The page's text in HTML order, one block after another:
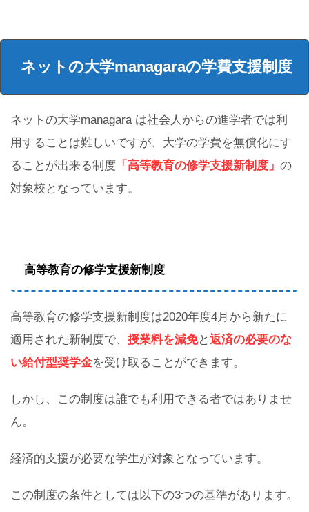
ネットの大学managaraの学費支援制度
ネットの大学managara は社会人からの進学者では利
用することは難しいですが、大学の学費を無償化にす
ることが出来る制度 「高等教育の修学支援新制度」 の
対象校となっています。
高等教育の修学支援新制度
高等教育の修学支援新制度は2020年度4月から新たに
適用された新制度で、 授業料を減免と返済の必要のな
い給付型奨学金を受け取ることができます。
しかし、この制度は誰でも利用できる者ではありませ
ん。
経済的支援が必要な学生が対象となっています。
この制度の条件としては以下の3つの基準があります。